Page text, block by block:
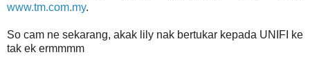
www.tm.com.my.
So cam ne sekarang, akak lily nak bertukar kepada UNIFI ke
tak ek ermmmm